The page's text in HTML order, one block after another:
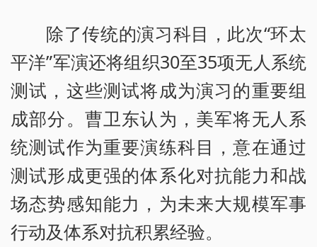
除了传统的演习科目，此次“环太
平洋”军演还将组织30至35项无人系统
测试，这些测试将成为演习的重要组
成部分。曹卫东认为，美军将无人系
统测试作为重要演练科目，意在通过
测试形成更强的体系化对抗能力和战
场态势感知能力，为未来大规模军事
行动及体系对抗积累经验。